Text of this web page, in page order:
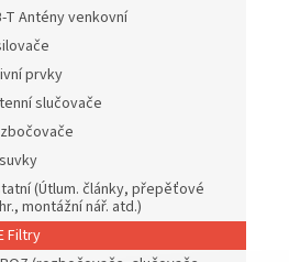
T Antény venkovní
prvky
slučovače
(Útlum. články, přepěťové
montážní nář. atd.)
Filtry